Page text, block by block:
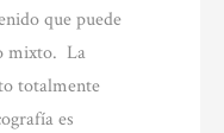
que puede
mixto. La
totalmente
es